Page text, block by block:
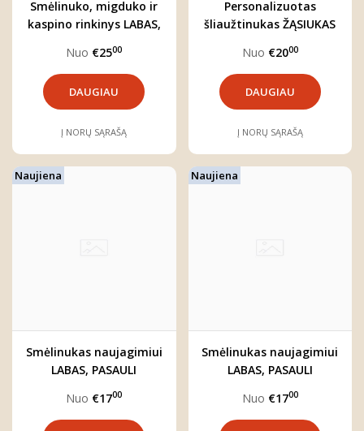
Smėlinuko, migduko ir
kaspino rinkinys LABAS,
Nuo €2500
DAUGIAU
Į NORŲ SĄRAŠĄ
Personalizuotas
šliaužtinukas ŽĄSIUKAS
Nuo €2000
DAUGIAU
Į NORŲ SĄRAŠĄ
Naujiena
Smėlinukas naujagimiui
LABAS, PASAULI
Nuo €1700
Naujiena
Smėlinukas naujagimiui
LABAS, PASAULI
Nuo €1700